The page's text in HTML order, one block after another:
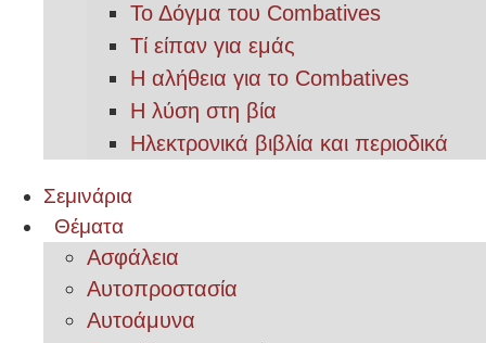
Το Δόγμα του Combatives
Τί είπαν για εμάς
Η αλήθεια για το Combatives
Η λύση στη βία
Ηλεκτρονικά βιβλία και περιοδικά
Σεμινάρια
Θέματα
Ασφάλεια
Αυτοπροστασία
Αυτοάμυνα